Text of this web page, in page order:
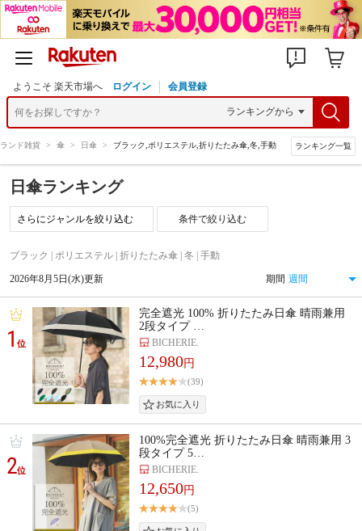
ようこそ 楽天市場へ ログイン 会員登録
ンド雑貨 > 傘 > 日傘 > ブラック,ポリエステル,折りたたみ傘,冬,手動 ランキング一覧
日傘ランキング
条件で絞り込む
ブラック | ポリエステル | 折りたたみ傘 | 冬 | 手動
2026年8月5日(水)更新 期間
1位
完全遮光 100% 折りたたみ日傘 晴雨兼用
2段タイプ …
BICHERIE.
12,980円
(39)
2位
100%完全遮光 折りたたみ日傘 晴雨兼用 3
段タイプ 5…
BICHERIE.
12,650円
(5)